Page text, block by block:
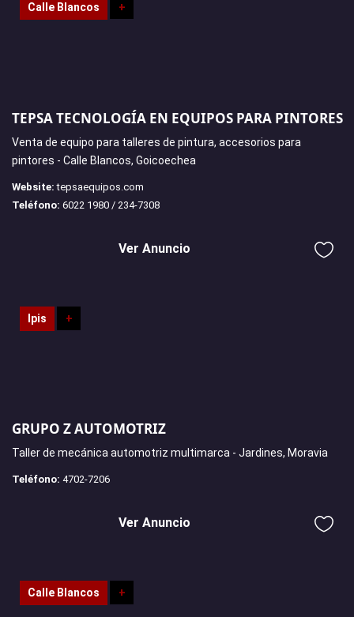
Calle Blancos +
TEPSA TECNOLOGÍA EN EQUIPOS PARA PINTORES
Venta de equipo para talleres de pintura, accesorios para
pintores - Calle Blancos, Goicoechea
Website: tepsaequipos.com
Teléfono: 6022 1980 / 234-7308
Ver Anuncio
Ipis +
GRUPO Z AUTOMOTRIZ
Taller de mecánica automotriz multimarca - Jardines, Moravia
Teléfono: 4702-7206
Ver Anuncio
Calle Blancos +